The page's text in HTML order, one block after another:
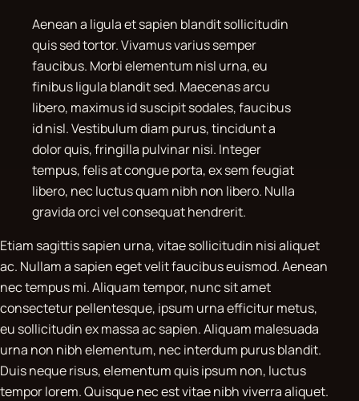
Aenean a ligula et sapien blandit sollicitudin
quis sed tortor. Vivamus varius semper
faucibus. Morbi elementum nisl urna, eu
finibus ligula blandit sed. Maecenas arcu
libero, maximus id suscipit sodales, faucibus
id nisl. Vestibulum diam purus, tincidunt a
dolor quis, fringilla pulvinar nisi. Integer
tempus, felis at congue porta, ex sem feugiat
libero, nec luctus quam nibh non libero. Nulla
gravida orci vel consequat hendrerit.
Etiam sagittis sapien urna, vitae sollicitudin nisi aliquet
ac. Nullam a sapien eget velit faucibus euismod. Aenean
nec tempus mi. Aliquam tempor, nunc sit amet
consectetur pellentesque, ipsum urna efficitur metus,
eu sollicitudin ex massa ac sapien. Aliquam malesuada
urna non nibh elementum, nec interdum purus blandit.
Duis neque risus, elementum quis ipsum non, luctus
tempor lorem. Quisque nec est vitae nibh viverra aliquet.